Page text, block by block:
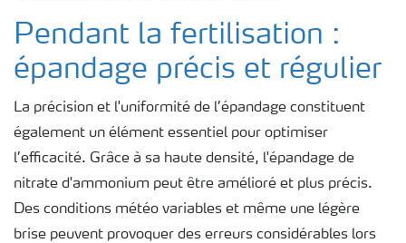
Pendant la fertilisation :
épandage précis et régulier
La précision et l'uniformité de l’épandage constituent
également un élément essentiel pour optimiser
l’efficacité. Grâce à sa haute densité, l'épandage de
nitrate d'ammonium peut être amélioré et plus précis.
Des conditions météo variables et même une légère
brise peuvent provoquer des erreurs considérables lors